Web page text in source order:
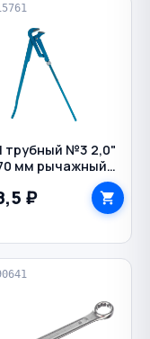
№3 2,0"
мм рычажный
₽